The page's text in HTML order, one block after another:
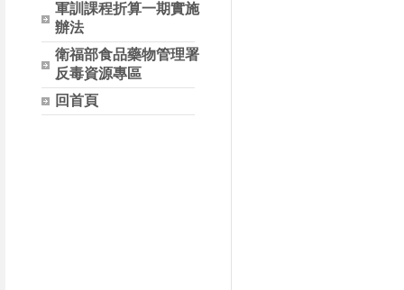
軍訓課程折算一期實施
辦法
衛福部食品藥物管理署
反毒資源專區
回首頁